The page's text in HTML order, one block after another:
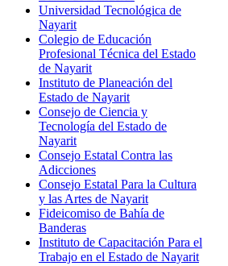
Universidad Tecnológica de
Nayarit
Colegio de Educación
Profesional Técnica del Estado
de Nayarit
Instituto de Planeación del
Estado de Nayarit
Consejo de Ciencia y
Tecnología del Estado de
Nayarit
Consejo Estatal Contra las
Adicciones
Consejo Estatal Para la Cultura
y las Artes de Nayarit
Fideicomiso de Bahía de
Banderas
Instituto de Capacitación Para el
Trabajo en el Estado de Nayarit